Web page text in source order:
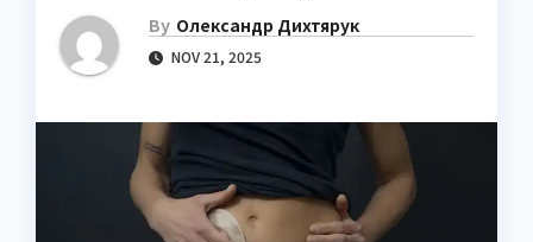
By Олександр Дихтярук
NOV 21, 2025